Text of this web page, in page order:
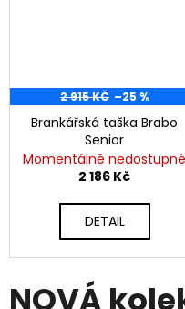
2 915 KČ –25 %
Brankářská taška Brabo
Senior
Momentálně nedostupné
2 186 Kč
DETAIL
NOVÁ